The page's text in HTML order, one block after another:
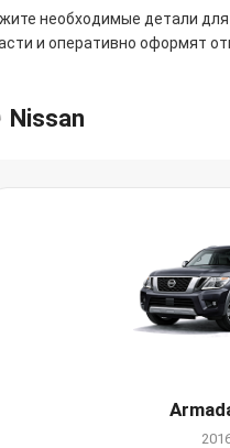
необходимые детали
и оперативно оформят
Nissan